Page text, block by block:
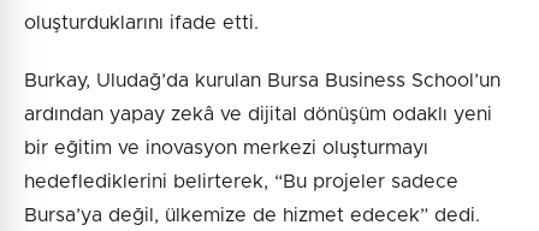
oluşturduklarını ifade etti.
Burkay, Uludağ’da kurulan Bursa Business School’un
ardından yapay zekâ ve dijital dönüşüm odaklı yeni
bir eğitim ve inovasyon merkezi oluşturmayı
hedeflediklerini belirterek, “Bu projeler sadece
Bursa’ya değil, ülkemize de hizmet edecek” dedi.